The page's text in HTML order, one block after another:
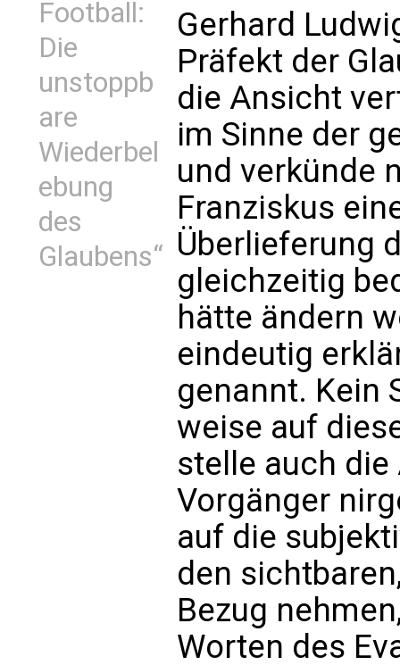
Football:
Die
unstoppb
are
Wiederbel
ebung
des
Glaubens“
Gerhard
Präfekt der
die Ansicht
im Sinne der
und verkünde
Franziskus
Überlieferung
gleichzeitig
hätte ändern
eindeutig
genannt. Kein
weise auf
stelle auch
Vorgänger
auf die
den
Bezug
Worten des